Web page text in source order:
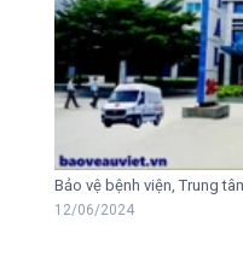
Bảo vệ bệnh viện, Trung
12/06/2024